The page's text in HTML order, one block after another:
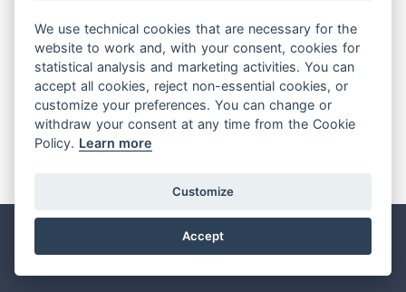
Segnalazioni
Per domande o segnalazioni relative all'accessibilità,
contattaci all'indirizzoaccessibilita@eipass.com
We use technical cookies that are necessary for the
website to work and, with your consent, cookies for
statistical analysis and marketing activities. You can
accept all cookies, reject non-essential cookies, or
customize your preferences. You can change or
withdraw your consent at any time from the Cookie
Policy. Learn more
Customize
Accept